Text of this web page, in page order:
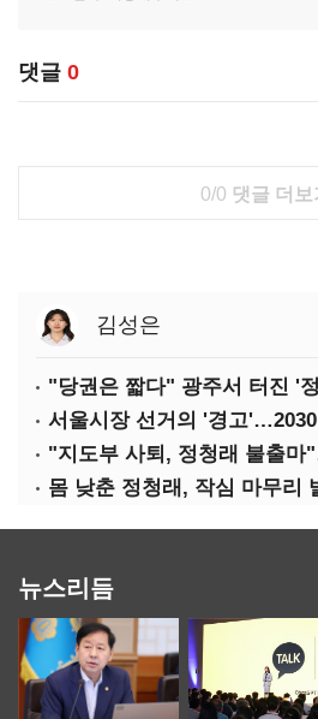
댓글 0
0/0 댓글 더보
김성은
몸 낮춘 정청래, 작심 마무리
뉴스리듬